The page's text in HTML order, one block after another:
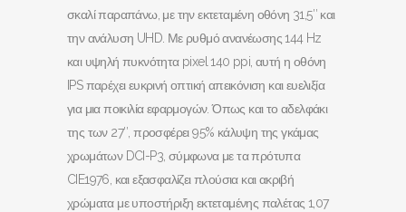
σκαλί παραπάνω, με την εκτεταμένη οθόνη 31,5″ και
την ανάλυση UHD. Με ρυθμό ανανέωσης 144 Hz
και υψηλή πυκνότητα pixel 140 ppi, αυτή η οθόνη
IPS παρέχει ευκρινή οπτική απεικόνιση και ευελιξία
για μια ποικιλία εφαρμογών. Όπως και το αδελφάκι
της των 27″, προσφέρει 95% κάλυψη της γκάμας
χρωμάτων DCI-P3, σύμφωνα με τα πρότυπα
CIE1976, και εξασφαλίζει πλούσια και ακριβή
χρώματα με υποστήριξη εκτεταμένης παλέτας 1,07